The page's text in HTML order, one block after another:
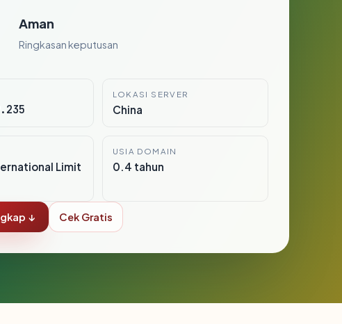
Aman
Ringkasan keputusan
LOKASI SERVER
China
Limit
USIA DOMAIN
0.4 tahun
↓ Cek Gratis